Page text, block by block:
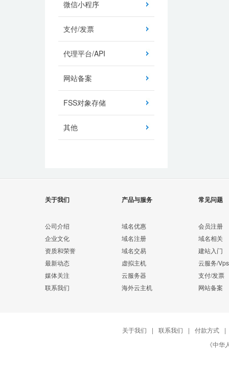
微信小程序
支付/发票
代理平台/API
网站备案
FSS对象存储
其他
关于我们
公司介绍
企业文化
资质和荣誉
最新动态
媒体关注
联系我们
产品与服务
域名优惠
域名注册
域名交易
虚拟主机
云服务器
海外云主机
常见问题
会员注册
域名相关
建站入门
云服务/Vps
支付/发票
网站备案
关于我们 | 联系我们 | 付款方式
|
《中